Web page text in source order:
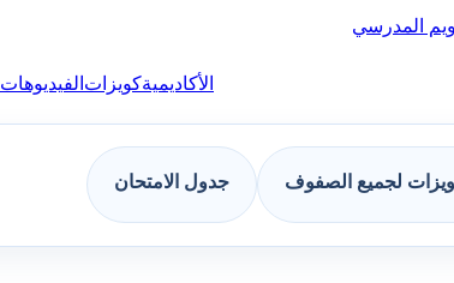
المدرسي
الأكاديميةكويزات الفيديوهات
لجميع الصفوف جدول الامتحان